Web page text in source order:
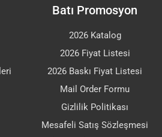
Batı Promosyon
2026 Katalog
2026 Fiyat Listesi
2026 Baskı Fiyat Listesi
Mail Order Formu
Gizlilik Politikası
Mesafeli Satış Sözleşmesi